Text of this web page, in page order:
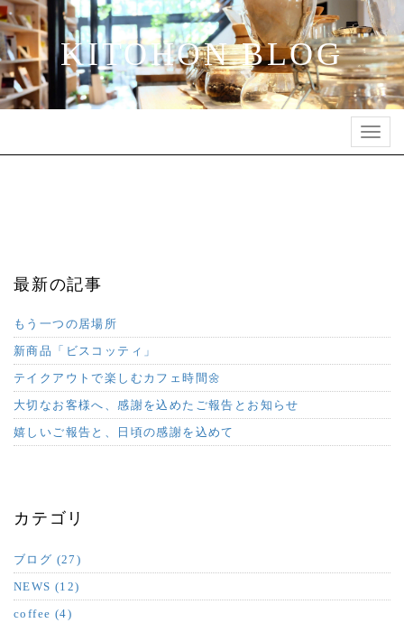
KITOHON BLOG
Toggle
最新の記事
もう一つの居場所
新商品「ビスコッティ」
テイクアウトで楽しむカフェ時間🌼
大切なお客様へ、感謝を込めたご報告とお知らせ
嬉しいご報告と、日頃の感謝を込めて
カテゴリ
ブログ (27)
NEWS (12)
coffee (4)